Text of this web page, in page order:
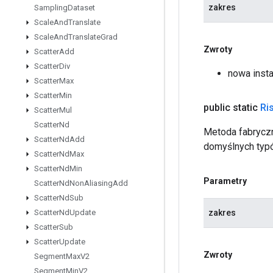
SamplingDataset
ScaleAndTranslate
ScaleAndTranslateGrad
ScatterAdd
ScatterDiv
ScatterMax
ScatterMin
ScatterMul
ScatterNd
ScatterNdAdd
ScatterNdMax
ScatterNdMin
ScatterNdNonAliasingAdd
ScatterNdSub
ScatterNdUpdate
ScatterSub
ScatterUpdate
SegmentMaxV2
SegmentMinV2
zakres
Zwroty
nowa
public static
Metoda
domyślnych
Parametry
zakres
Zwroty